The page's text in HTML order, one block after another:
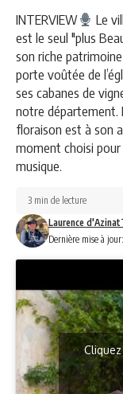
INTERVIEW
Le
est le seul "plus
son riche patrimoine
porte voûtée de
ses cabanes de
notre département.
floraison est à son
moment choisi
musique.
Dernière mise à
Laurence
3 min de lecture